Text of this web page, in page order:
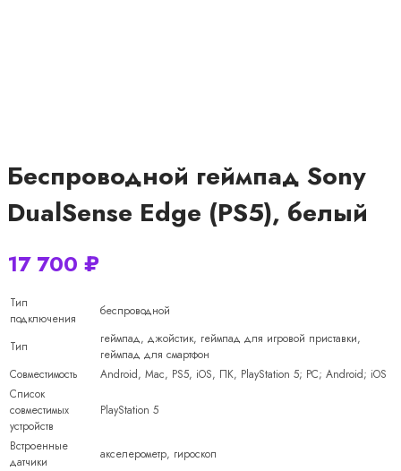
Беспроводной геймпад Sony
DualSense Edge (PS5), белый
17 700 ₽
Тип
подключения
беспроводной
Тип
геймпад, джойстик, геймпад для игровой приставки,
геймпад для смартфон
Совместимость
Android, Mac, PS5, iOS, ПК, PlayStation 5; PC; Android; iOS
Список
совместимых
устройств
PlayStation 5
Встроенные
датчики
акселерометр, гироскоп